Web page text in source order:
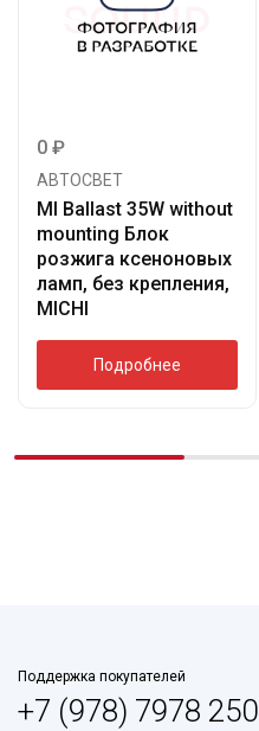
0 ₽
АВТОСВЕТ
MI Ballast 35W without
mounting Блок
розжига ксеноновых
ламп, без крепления,
MICHI
Подробнее
Поддержка покупателей
+7 (978) 7978 250